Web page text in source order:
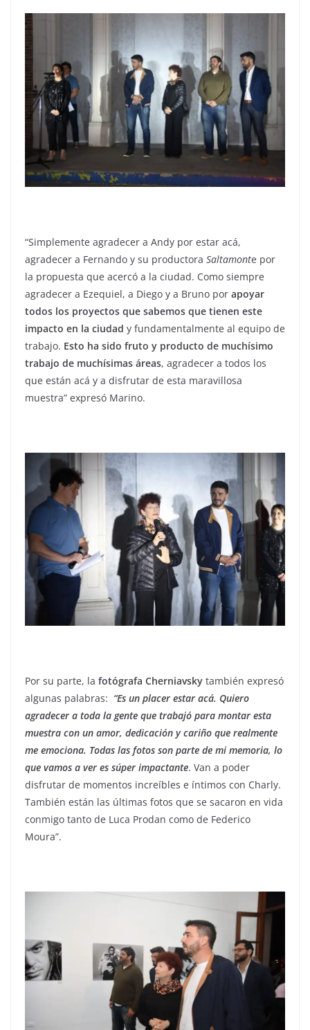
“Simplemente agradecer a Andy por estar acá,
agradecer a Fernando y su productora Saltamonte por
la propuesta que acercó a la ciudad. Como siempre
agradecer a Ezequiel, a Diego y a Bruno por apoyar
todos los proyectos que sabemos que tienen este
impacto en la ciudad y fundamentalmente al equipo de
trabajo. Esto ha sido fruto y producto de muchísimo
trabajo de muchísimas áreas, agradecer a todos los
que están acá y a disfrutar de esta maravillosa
muestra” expresó Marino.
Por su parte, la fotógrafa Cherniavsky también expresó
algunas palabras: “Es un placer estar acá. Quiero
agradecer a toda la gente que trabajó para montar esta
muestra con un amor, dedicación y cariño que realmente
me emociona. Todas las fotos son parte de mi memoria, lo
que vamos a ver es súper impactante. Van a poder
disfrutar de momentos increíbles e íntimos con Charly.
También están las últimas fotos que se sacaron en vida
conmigo tanto de Luca Prodan como de Federico
Moura”.